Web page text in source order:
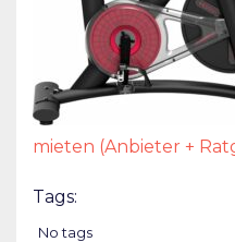
mieten (Anbieter +
Tags:
No tags